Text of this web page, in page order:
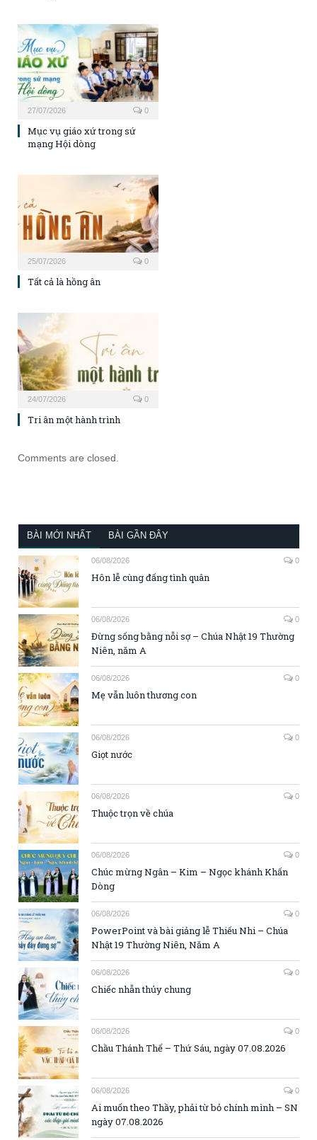
27/07/2026 0
Mục vụ giáo xứ trong sứ
mạng Hội dòng
25/07/2026 0
Tất cả là hồng ân
24/07/2026 0
Tri ân một hành trình
Comments are closed.
BÀI MỚI NHẤT BÀI GẦN ĐÂY
06/08/2026 0
Hôn lễ cùng đấng tình quân
06/08/2026 0
Đừng sống bằng nỗi sợ – Chúa Nhật 19 Thường
Niên, năm A
06/08/2026 0
Mẹ vẫn luôn thương con
06/08/2026 0
Giọt nước
06/08/2026 0
Thuộc trọn về chúa
06/08/2026 0
Chúc mừng Ngân – Kim – Ngọc khánh Khấn
Dòng
06/08/2026 0
PowerPoint và bài giảng lễ Thiếu Nhi – Chúa
Nhật 19 Thường Niên, Năm A
06/08/2026 0
Chiếc nhẫn thủy chung
06/08/2026 0
Chầu Thánh Thể – Thứ Sáu, ngày 07.08.2026
06/08/2026 0
Ai muốn theo Thầy, phải từ bỏ chính mình – SN
ngày 07.08.2026